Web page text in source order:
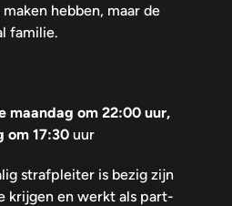
hebben, maar de
familie.
maandag om 22:00 uur,
om 17:30 uur
strafpleiter is bezig zijn
krijgen en werkt als part-